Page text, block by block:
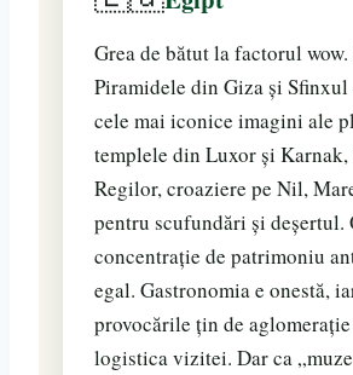
Grea de bătut la factorul
Piramidele din Giza și
cele mai iconice imagini ale
templele din Luxor și Karnak,
Regilor, croaziere pe Nil,
pentru scufundări și deșertul.
concentrație de patrimoniu
egal. Gastronomia e onestă,
provocările țin de
logistica vizitei. Dar ca